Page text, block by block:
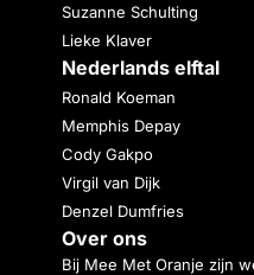
Suzanne Schulting
Lieke Klaver
Nederlands elftal
Ronald Koeman
Memphis Depay
Cody Gakpo
Virgil van Dijk
Denzel Dumfries
Over ons
Bij Mee Met Oranje zijn